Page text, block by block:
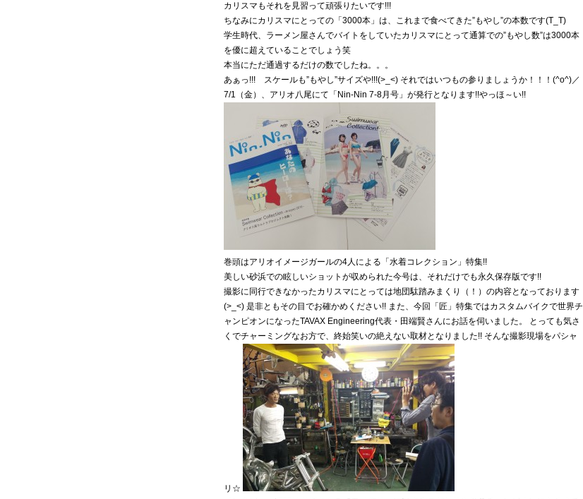
カリスマもそれを見習って頑張りたいです!!!
ちなみにカリスマにとっての「3000本」は、これまで食べてきた”もやし”の本数です(T_T)
学生時代、ラーメン屋さんでバイトをしていたカリスマにとって通算での”もやし数”は3000本
を優に超えていることでしょう笑
本当にただ通過するだけの数でしたね。。。
あぁっ!!! スケールも”もやし”サイズや!!!(>_<) それではいつもの参りましょうか！！！(^o^)／
7/1（金）、アリオ八尾にて「Nin-Nin 7-8月号」が発行となります!!やっほ～い!!
巻頭はアリオイメージガールの4人による「水着コレクション」特集!!
美しい砂浜での眩しいショットが収められた今号は、それだけでも永久保存版です!!
撮影に同行できなかったカリスマにとっては地団駄踏みまくり（！）の内容となっております
(>_<) 是非ともその目でお確かめください!! また、今回「匠」特集ではカスタムバイクで世界チ
ャンピオンになったTAVAX Engineering代表・田端賢さんにお話を伺いました。 とっても気さ
くでチャーミングなお方で、終始笑いの絶えない取材となりました!! そんな撮影現場をパシャ
リ☆